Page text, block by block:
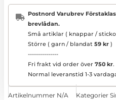
Postnord Varubrev
brevlådan.
Små artiklar ( knappar /
Större ( garn / blandat 59 kr )
---------------
Fri frakt vid order över 750 kr.
Normal leveranstid 1-3
Artikelnummer N/A Kategorier